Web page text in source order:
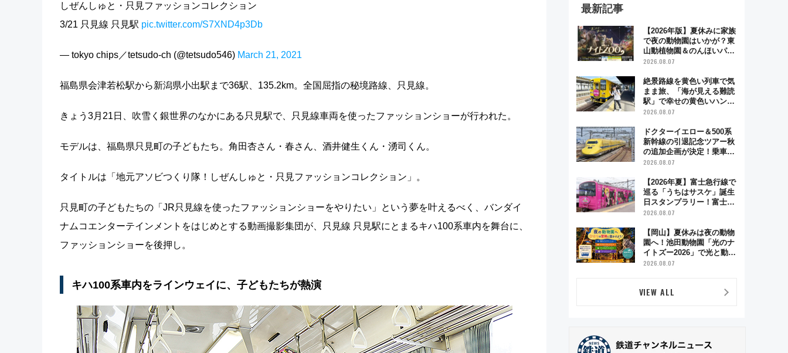
しぜんしゅと・只見ファッションコレクション
3/21 只見線 只見駅 pic.twitter.com/S7XND4p3Db
— tokyo chips／tetsudo-ch (@tetsudo546) March 21, 2021
福島県会津若松駅から新潟県小出駅まで36駅、135.2km。全国屈指の秘境路線、只見線。
きょう3月21日、吹雪く銀世界のなかにある只見駅で、只見線車両を使ったファッションショーが行われた。
モデルは、福島県只見町の子どもたち。角田杏さん・春さん、酒井健生くん・湧司くん。
タイトルは「地元アソビつくり隊！しぜんしゅと・只見ファッションコレクション」。
只見町の子どもたちの「JR只見線を使ったファッションショーをやりたい」という夢を叶えるべく、バンダイ
ナムコエンターテインメントをはじめとする動画撮影集団が、只見線 只見駅にとまるキハ100系車内を舞台に、
ファッションショーを後押し。
キハ100系車内をラインウェイに、子どもたちが熱演
最新記事
【2026年版】夏休みに家族
で夜の動物園はいかが？東
山動植物園＆のんほいパー
ク「ナイトZOO」開催情報
2026.08.07
絶景路線を黄色い列車で気
まま旅、「海が見える難読
駅」で幸せの黄色いハンカ
チに願いを 「新・鉄道ひ
「島原鉄道」
2026.08.07
ドクターイエロー＆500系
新幹線の引退記念ツアー秋
の追加企画が決定！乗車体
験やグッズ・ホテル情報ま
2026.08.07
【2026年夏】富士急行線で
巡る「うちはサスケ」誕生
日スタンプラリー！富士急
ハイランド限定グルメ＆グ
2026.08.07
【岡山】夏休みは夜の動物
園へ！池田動物園「光のナ
イトズー2026」で光と動物
が彩る特別な夜
2026.08.07
VIEW ALL